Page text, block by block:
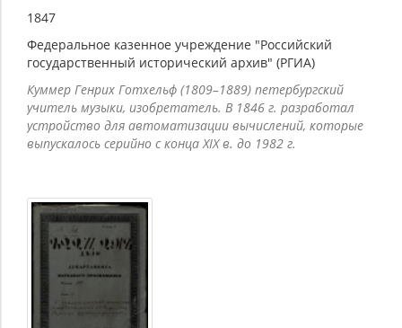
1847
Федеральное казенное учреждение "Российский
государственный исторический архив" (РГИА)
Куммер Генрих Готхельф (1809–1889) петербургский
учитель музыки, изобретатель. В 1846 г. разработал
устройство для автоматизации вычислений, которые
выпускалось серийно с конца XIX в. до 1982 г.